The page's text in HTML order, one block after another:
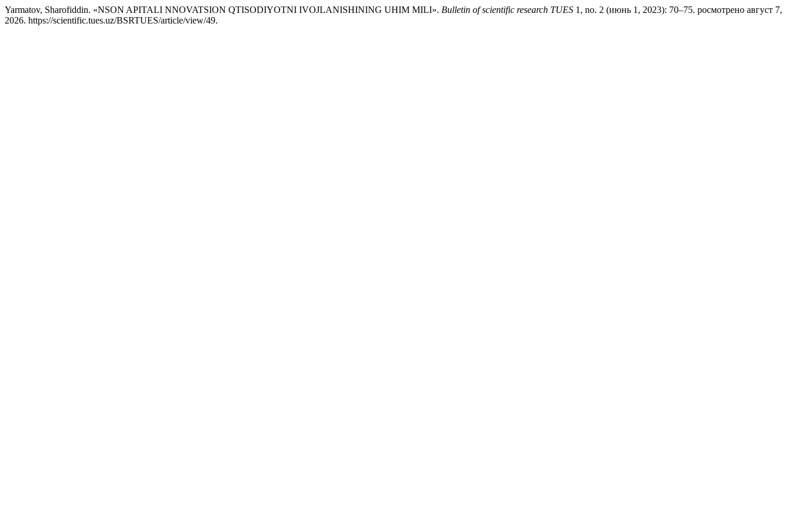
Yarmatov, Sharofiddin. «NSON APITALI NNOVATSION QTISODIYOTNI IVOJLANISHINING UHIM MILI». Bulletin of scientific research TUES 1, no. 2 (июнь 1, 2023): 70–75. росмотрено август 7,
2026. https://scientific.tues.uz/BSRTUES/article/view/49.